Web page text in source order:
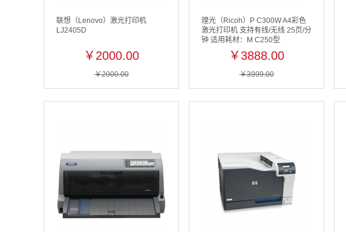
联想（Lenovo）激光打印机
LJ2405D
￥2000.00
￥2000.00
理光（Ricoh）P C300W A4彩色
激光打印机 支持有线/无线 25页/分
钟 适用耗材：M C250型
￥3888.00
￥3999.00